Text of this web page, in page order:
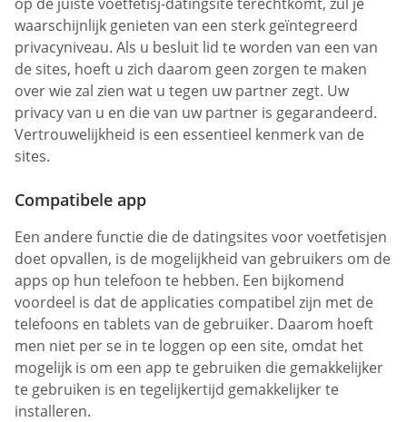
waarschijnlijk genieten van een sterk geïntegreerd
privacyniveau. Als u besluit lid te worden van een van
de sites, hoeft u zich daarom geen zorgen te maken
over wie zal zien wat u tegen uw partner zegt. Uw
privacy van u en die van uw partner is gegarandeerd.
Vertrouwelijkheid is een essentieel kenmerk van de
sites.
Compatibele app
Een andere functie die de datingsites voor voetfetisjen
doet opvallen, is de mogelijkheid van gebruikers om de
apps op hun telefoon te hebben. Een bijkomend
voordeel is dat de applicaties compatibel zijn met de
telefoons en tablets van de gebruiker. Daarom hoeft
men niet per se in te loggen op een site, omdat het
mogelijk is om een app te gebruiken die gemakkelijker
te gebruiken is en tegelijkertijd gemakkelijker te
installeren.